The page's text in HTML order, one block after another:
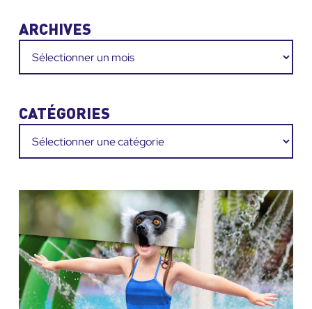
ARCHIVES
Archives
CATÉGORIES
Catégories